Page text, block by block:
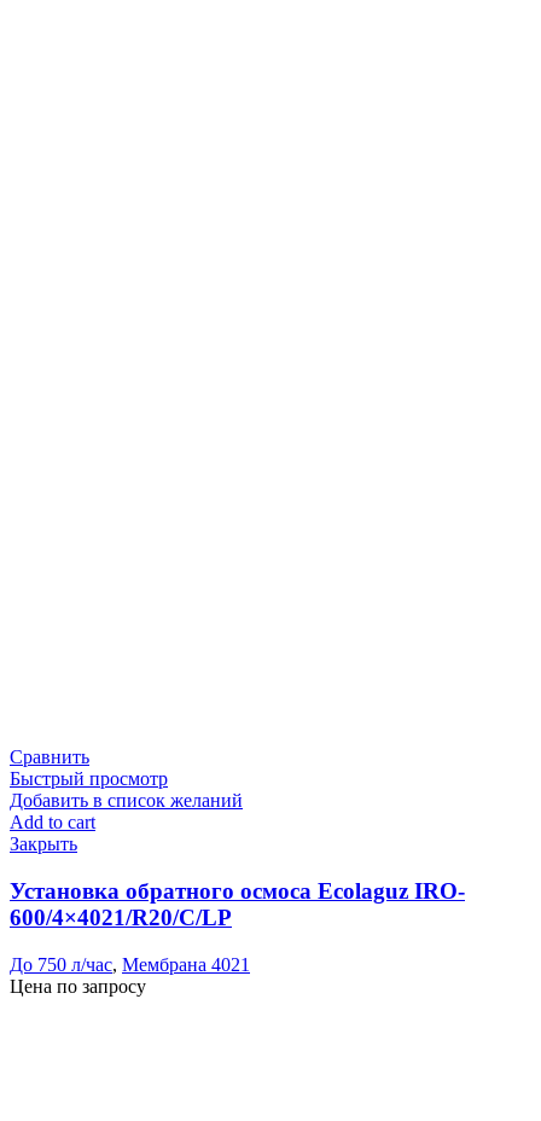
Сравнить
Быстрый просмотр
Добавить в список желаний
Add to cart
Закрыть
Установка обратного осмоса Ecolaguz IRO-
600/4×4021/R20/C/LP
До 750 л/час, Мембрана 4021
Цена по запросу